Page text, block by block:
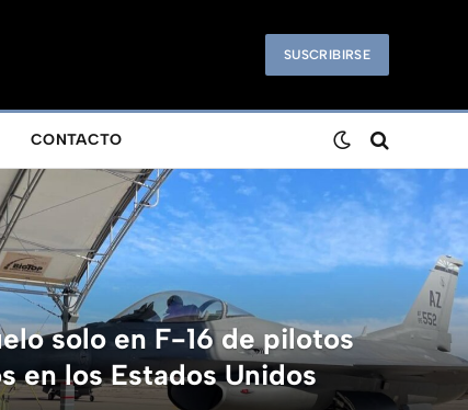
SUSCRIBIRSE
CONTACTO
solo en F-16 de pilotos
en los Estados Unidos